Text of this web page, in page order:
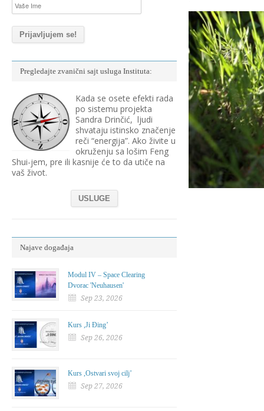
Pregledajte zvanični sajt usluga Instituta:
Kada se osete efekti rada
po sistemu projekta
Sandra Drinčić, ljudi
shvataju istinsko značenje
reči “energija”. Ako živite u
okruženju sa lošim Feng
Shui-jem, pre ili kasnije će to da utiče na
vaš život.
USLUGE
Najave događaja
Modul IV – Space Clearing
Dvorac 'Neuhausen'
Sep 23, 2026
Kurs ,Ji Đing’
Sep 26, 2026
Kurs ,Ostvari svoj cilj’
Sep 27, 2026